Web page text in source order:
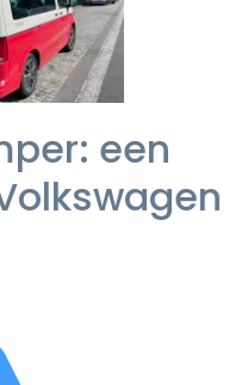
een